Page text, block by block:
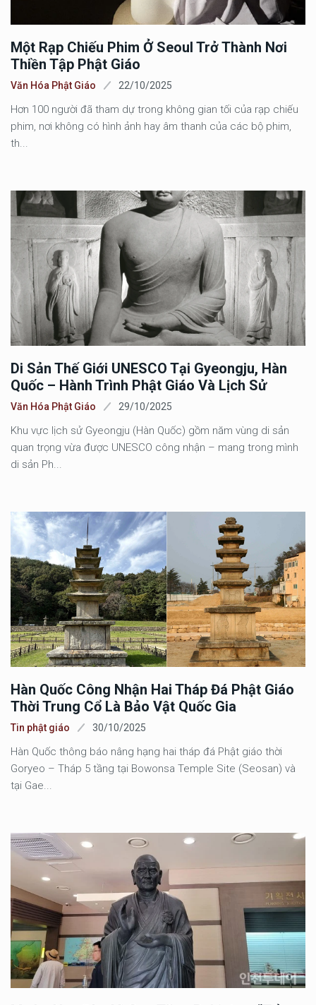
Một Rạp Chiếu Phim Ở Seoul Trở Thành Nơi
Thiền Tập Phật Giáo
Văn Hóa Phật Giáo 22/10/2025
Hơn 100 người đã tham dự trong không gian tối của rạp chiếu
phim, nơi không có hình ảnh hay âm thanh của các bộ phim,
th...
Di Sản Thế Giới UNESCO Tại Gyeongju, Hàn
Quốc – Hành Trình Phật Giáo Và Lịch Sử
Văn Hóa Phật Giáo 29/10/2025
Khu vực lịch sử Gyeongju (Hàn Quốc) gồm năm vùng di sản
quan trọng vừa được UNESCO công nhận – mang trong mình
di sản Ph...
Hàn Quốc Công Nhận Hai Tháp Đá Phật Giáo
Thời Trung Cổ Là Bảo Vật Quốc Gia
Tin phật giáo 30/10/2025
Hàn Quốc thông báo nâng hạng hai tháp đá Phật giáo thời
Goryeo – Tháp 5 tầng tại Bowonsa Temple Site (Seosan) và
tại Gae...